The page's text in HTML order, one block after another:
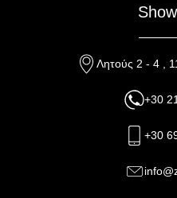
Λητούς 2 - 4 ,
+30
+30